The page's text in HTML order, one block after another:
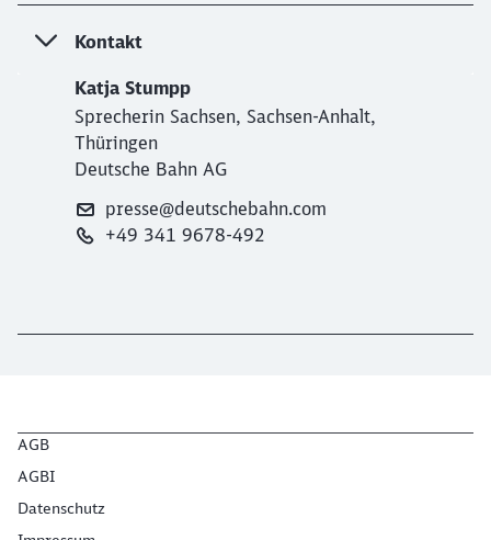
Kontakt
Katja Stumpp
Sprecherin Sachsen, Sachsen-Anhalt,
Thüringen
Deutsche Bahn AG
presse@deutschebahn.com
+49 341 9678-492
AGB
AGBI
Datenschutz